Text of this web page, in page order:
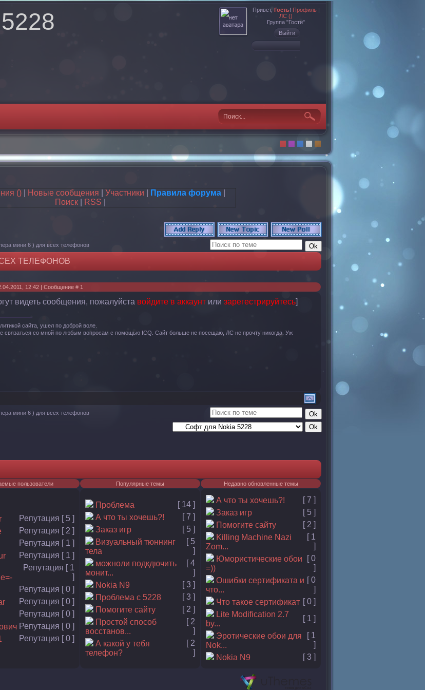
Привет, Гость! Профиль|
ЛС ()
Группа "Гости"
Выйти
()| Новые сообщения Участники Правила форума|
Поиск| RSS
мини 6 ) для всех телефонов
ТЕЛЕФОНОВ
12:42 | Сообщение # 1
видеть сообщения, пожалуйста войдите в аккаунт или зарегестрируйтесь]
сайта, ушел по доброй воле.
связаться со мной по любым вопросам с помощью ICQ. Сайт больше не посещаю, ЛС не прочту никогда. Уж
мини 6 ) для всех телефонов
пользователи Популярные темы Недавно обновленные темы
Репутация [ 5 ]
Репутация [ 2 ]
Репутация [ 1 ]
Репутация [ 1 ]
Репутация [ 1
]
Репутация [ 0 ]
Репутация [ 0 ]
Репутация [ 0 ]
Репутация [ 0 ]
Репутация [ 0 ]
Проблема
[ 14 ]
А что ты хочешь?!
[ 7 ]
Заказ игр
[ 5 ]
Визуальный тюннинг
тела
[ 5
]
можноли подкдючить
монит...
[ 4
]
Nokia N9
[ 3 ]
Проблема с 5228
[ 3 ]
Помогите сайту
[ 2 ]
Простой способ
восстанов...
[ 2
]
А какой у тебя
телефон?
[ 2
]
А что ты хочешь?!
[ 7 ]
Заказ игр
[ 5 ]
Помогите сайту
[ 2 ]
Killing Machine Nazi
Zom...
[ 1
]
Юмористические обои
=))
[ 0
]
Ошибки сертификата и
что...
[ 0
]
Что такое сертификат [ 0 ]
Lite Modification 2.7
by...
[ 1 ]
Эротические обои для
Nok...
[ 1
]
Nokia N9
[ 3 ]